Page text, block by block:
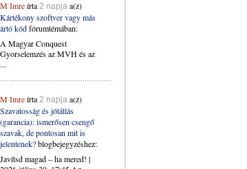
M Imreírta 2 napja a(z)
Kártékony szoftver vagy más
ártó kódfórumtémában:
A Magyar Conquest
Gyorselemzés az MVH és az
...
M Imreírta 2 napja a(z)
Szavatosság és jótállás
(garancia): ismerősen csengő
szavak, de pontosan mit is
jelentenek?blogbejegyzéshez:
Javítsd magad – ha mered! |